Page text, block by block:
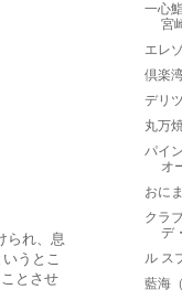
られ、息
うとこ
とさせ
一心
宮
エレ
倶楽
デリ
丸万
パイ
オ
おに
クラ
デ
ル ス
藍海